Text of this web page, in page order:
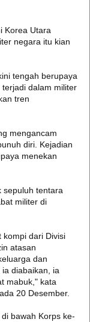
Korea Utara
negara itu kian
tengah berupaya
dalam militer
tren
mengancam
diri. Kejadian
menekan
sepuluh tentara
militer di
kompi dari Divisi
atasan
dan
diabaikan, ia
mabuk," kata
20 Desember.
bawah Korps ke-